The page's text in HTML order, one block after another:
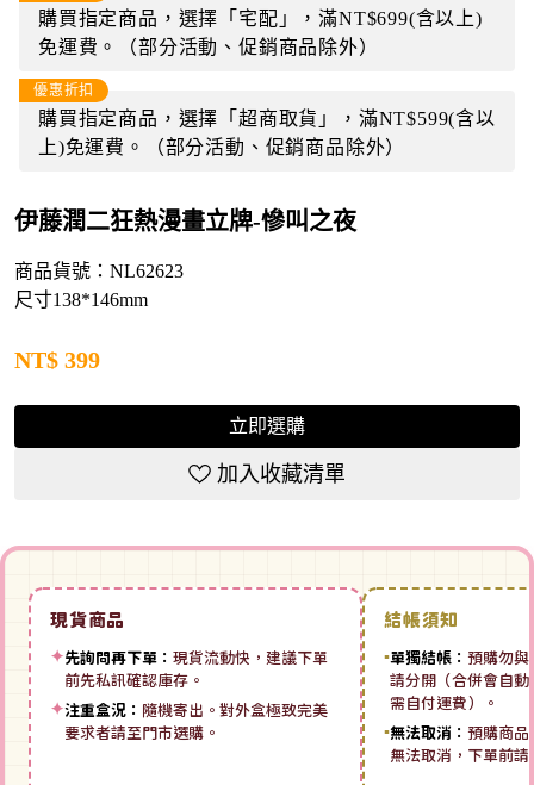
購買指定商品，選擇「宅配」，滿NT$699(含以上)
免運費。（部分活動、促銷商品除外）
優惠折扣
購買指定商品，選擇「超商取貨」，滿NT$599(含以
上)免運費。（部分活動、促銷商品除外）
伊藤潤二狂熱漫畫立牌-慘叫之夜
商品貨號：NL62623
尺寸138*146mm
NT$ 399
立即選購
加入收藏清單
現貨商品
✦先詢問再下單： 現貨流動快，建議下單
前先私訊確認庫存。
✦注重盒況： 隨機寄出。對外盒極致完美
要求者請至門市選購。
結帳須知
▪單獨結帳： 預購勿與
請分開（合併會自
需自付運費）。
▪無法取消： 預購商品
無法取消，下單前